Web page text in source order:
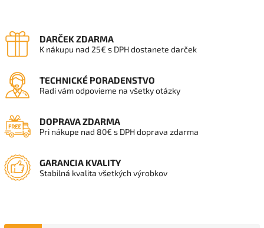
DARČEK ZDARMA
K nákupu nad 25€ s DPH dostanete darček
TECHNICKÉ PORADENSTVO
Radi vám odpovieme na všetky otázky
DOPRAVA ZDARMA
Pri nákupe nad 80€ s DPH doprava zdarma
GARANCIA KVALITY
Stabilná kvalita všetkých výrobkov